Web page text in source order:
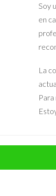
Soy
en
La